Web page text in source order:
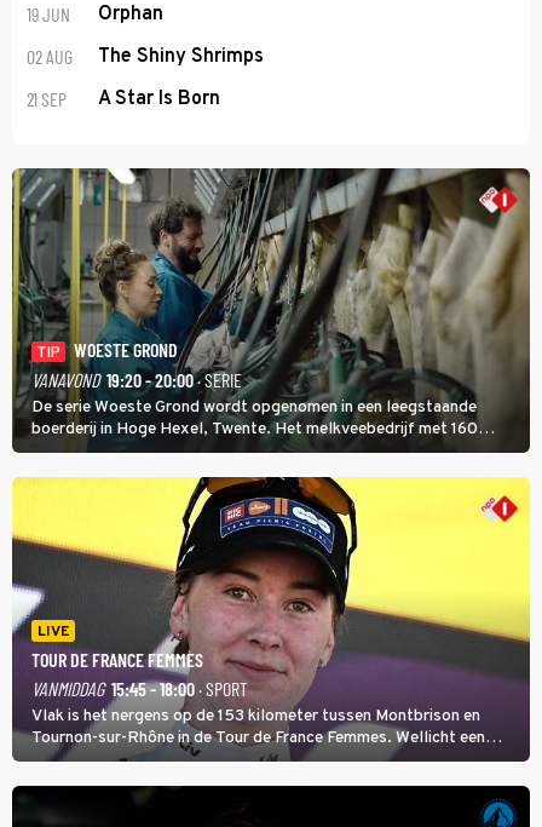
19 JUN Orphan
02 AUG The Shiny Shrimps
21 SEP A Star Is Born
TIP
WOESTE GROND
VANAVOND 19:20 - 20:00· SERIE
De serie Woeste Grond wordt opgenomen in een leegstaande
boerderij in Hoge Hexel, Twente. Het melkveebedrijf met 160
koeien moest sluiten, omdat het dicht bij een Natura 2000-gebied
ligt. In de serie heerst er een gevaarlijke veeziekte.
LIVE
TOUR DE FRANCE FEMMES
VANMIDDAG 15:45 - 18:00· SPORT
Vlak is het nergens op de 153 kilometer tussen Montbrison en
Tournon-sur-Rhône in de Tour de France Femmes. Wellicht een
kans voor Nienke Vinke, die vorig jaar de witte trui won.